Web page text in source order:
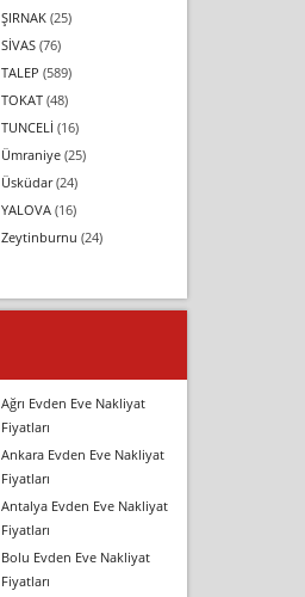
ŞIRNAK(25)
SİVAS(76)
TALEP (589)
TOKAT(48)
TUNCELİ (16)
Ümraniye(25)
Üsküdar(24)
YALOVA(16)
Zeytinburnu (24)
Ağrı Evden Eve Nakliyat
Fiyatları
Ankara Evden Eve Nakliyat
Fiyatları
Antalya Evden Eve Nakliyat
Fiyatları
Bolu Evden Eve Nakliyat
Fiyatları